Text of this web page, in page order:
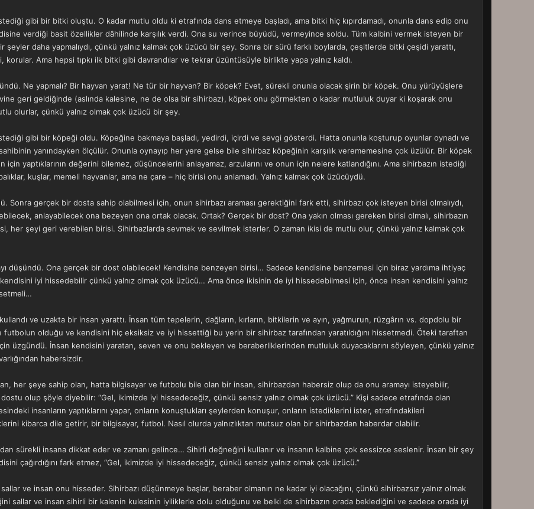
gibi bir bitki oluştu. O kadar mutlu oldu ki etrafında dans etmeye başladı, ama bitki hiç kıpırdamadı, onunla dans edip onu
verdiği basit özellikler dâhilinde karşılık verdi. Ona su verince büyüdü, vermeyince soldu. Tüm kalbini vermek isteyen bir
daha yapmalıydı, çünkü yalnız kalmak çok üzücü bir şey. Sonra bir sürü farklı boylarda, çeşitlerde bitki çeşidi yarattı,
korular. Ama hepsi tıpkı ilk bitki gibi davrandılar ve tekrar üzüntüsüyle birlikte yapa yalnız kaldı.
Ne yapmalı? Bir hayvan yarat! Ne tür bir hayvan? Bir köpek? Evet, sürekli onunla olacak şirin bir köpek. Onu yürüyüşlere
geri geldiğinde (aslında kalesine, ne de olsa bir sihirbaz), köpek onu görmekten o kadar mutluluk duyar ki koşarak onu
olurlar, çünkü yalnız olmak çok üzücü bir şey.
gibi bir köpeği oldu. Köpeğine bakmaya başladı, yedirdi, içirdi ve sevgi gösterdi. Hatta onunla koşturup oyunlar oynadı ve
yanındayken ölçülür. Onunla oynayıp her yere gelse bile sihirbaz köpeğinin karşılık verememesine çok üzülür. Bir köpek
yaptıklarının değerini bilemez, düşüncelerini anlayamaz, arzularını ve onun için nelere katlandığını. Ama sihirbazın istediği
kuşlar, memeli hayvanlar, ama ne çare – hiç birisi onu anlamadı. Yalnız kalmak çok üzücüydü.
Sonra gerçek bir dosta sahip olabilmesi için, onun sihirbazı araması gerektiğini fark etti, sihirbazı çok isteyen birisi olmalıydı,
anlayabilecek ona bezeyen ona ortak olacak. Ortak? Gerçek bir dost? Ona yakın olması gereken birisi olmalı, sihirbazın
her şeyi geri verebilen birisi. Sihirbazlarda sevmek ve sevilmek isterler. O zaman ikisi de mutlu olur, çünkü yalnız kalmak çok
düşündü. Ona gerçek bir dost olabilecek! Kendisine benzeyen birisi… Sadece kendisine benzemesi için biraz yardıma ihtiyaç
iyi hissedebilir çünkü yalnız olmak çok üzücü… Ama önce ikisinin de iyi hissedebilmesi için, önce insan kendisini yalnız
ve uzakta bir insan yarattı. İnsan tüm tepelerin, dağların, kırların, bitkilerin ve ayın, yağmurun, rüzgârın vs. dopdolu bir
futbolun olduğu ve kendisini hiç eksiksiz ve iyi hissettiği bu yerin bir sihirbaz tarafından yaratıldığını hissetmedi. Öteki taraftan
üzgündü. İnsan kendisini yaratan, seven ve onu bekleyen ve beraberliklerinden mutluluk duyacaklarını söyleyen, çünkü yalnız
habersizdir.
her şeye sahip olan, hatta bilgisayar ve futbolu bile olan bir insan, sihirbazdan habersiz olup da onu aramayı isteyebilir,
olup şöyle diyebilir: “Gel, ikimizde iyi hissedeceğiz, çünkü sensiz yalnız olmak çok üzücü.” Kişi sadece etrafında olan
insanların yaptıklarını yapar, onların konuştukları şeylerden konuşur, onların istediklerini ister, etrafındakileri
kibarca dile getirir, bir bilgisayar, futbol. Nasıl olurda yalnızlıktan mutsuz olan bir sihirbazdan haberdar olabilir.
sürekli insana dikkat eder ve zamanı gelince… Sihirli değneğini kullanır ve insanın kalbine çok sessizce seslenir. İnsan bir şey
çağırdığını fark etmez, “Gel, ikimizde iyi hissedeceğiz, çünkü sensiz yalnız olmak çok üzücü.”
ve insan onu hisseder. Sihirbazı düşünmeye başlar, beraber olmanın ne kadar iyi olacağını, çünkü sihirbazsız yalnız olmak
sallar ve insan sihirli bir kalenin kulesinin iyiliklerle dolu olduğunu ve belki de sihirbazın orada beklediğini ve sadece orada iyi